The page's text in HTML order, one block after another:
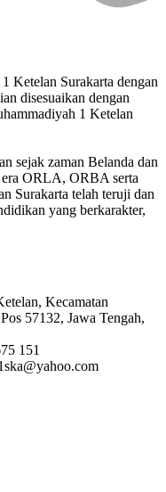
Ketelan Surakarta dengan
disesuaikan dengan
1 Ketelan
sejak zaman Belanda dan
era ORLA, ORBA serta
Surakarta telah teruji dan
yang berkarakter,
Kecamatan
57132, Jawa Tengah,
151